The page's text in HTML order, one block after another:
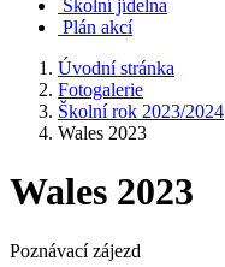
Školní jídelna
Plán akcí
Úvodní stránka
Fotogalerie
Školní rok 2023/2024
Wales 2023
Wales 2023
Poznávací zájezd